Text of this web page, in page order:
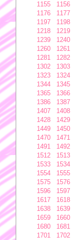
1155
1156
1176
1177
1197
1198
1218
1219
1239
1240
1260
1261
1281
1282
1302
1303
1323
1324
1344
1345
1365
1366
1386
1387
1407
1408
1428
1429
1449
1450
1470
1471
1491
1492
1512
1513
1533
1534
1554
1555
1575
1576
1596
1597
1617
1618
1638
1639
1659
1660
1680
1681
1701
1702